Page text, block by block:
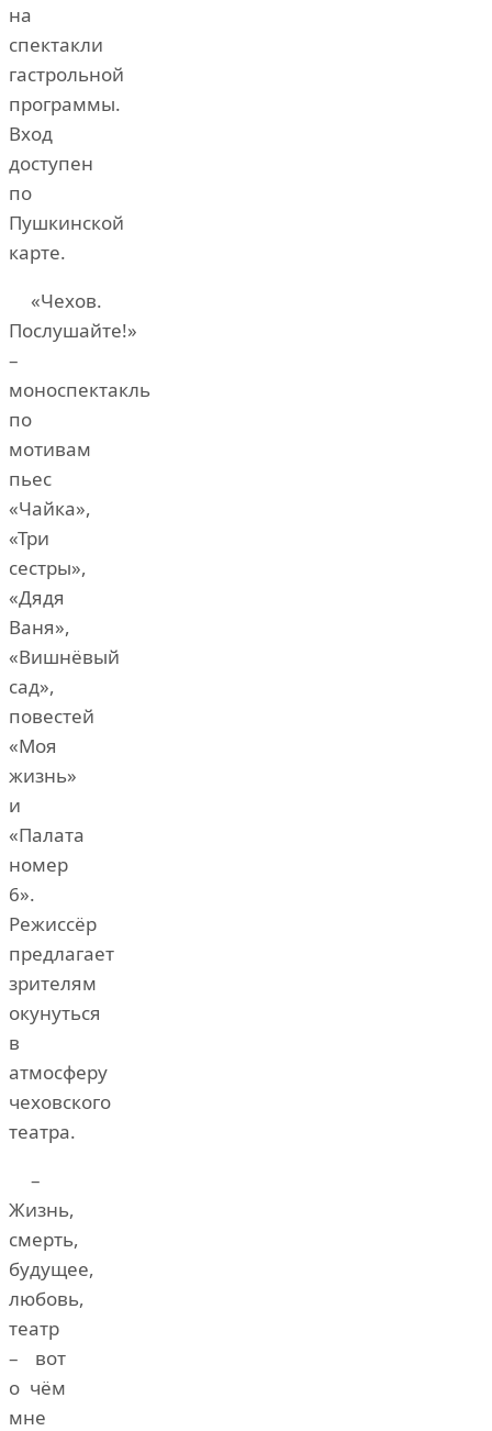
на
спектакли
гастрольной
программы.
Вход
доступен
по
Пушкинской
карте.
«Чехов.
Послушайте!»
–
моноспектакль
по
мотивам
пьес
«Чайка»,
«Три
сестры»,
«Дядя
Ваня»,
«Вишнёвый
сад»,
повестей
«Моя
жизнь»
и
«Палата
номер
6».
Режиссёр
предлагает
зрителям
окунуться
в
атмосферу
чеховского
театра.
–
Жизнь,
смерть,
будущее,
любовь,
театр
– вот
о чём
мне